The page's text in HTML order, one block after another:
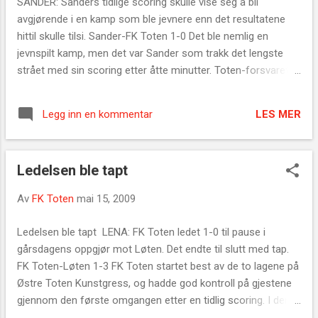
matchen, og da ballen smalt i tverrliggeren
bak Pål Skjølås i hjemmelagets mål midtveis i
første omgang, hadde det ligget et mål i
luften lenge. Scoringen som gjestene lenge
hadde jaktet på, lot da heller ikke vente lenge
om de hadde økt den før pause. Håpet tent
etter at Ottestads keep...
avgjørende i en kamp som ble jevnere enn det resultatene
hittil skulle tilsi. Sander-FK Toten 1-0 Det ble nemlig en
jevnspilt kamp, men det var Sander som trakk det lengste
strået med sin scoring etter åtte minutter. Toten-forsvaret
imot. I andre omgang kunne Toten fort tatt ledelsen etter to
store sjanser, men det resultatet ble stående. —Vi møtte et
lag som på papiret er hakket bedre enn oss. Så vi er ganske
spill, men dessverre ødela litt rot i forsvaret i starten av
Sander-FK Toten 1-0 (1-0) Scoringer: 1-0 (8) Gule kort: Ingen
(4-4-1-1) Pål Skjølås — Morten Solheim, Sebastian
Hjelmtvedt (Anders Kristoffersen 48), Bjørn Førde, Lars
Hensvold — Øyvind Larsen (Morten Olafsen 55), Audun
Buflaten, Anders...
Legg inn en kommentar LES MER
Ledelsen ble tapt
Av FK Toten mai 15, 2009
Ledelsen ble tapt LENA: FK Toten ledet 1-0 til pause i
gårsdagens oppgjør mot Løten. Det endte til slutt med tap.
FK Toten-Løten 1-3 FK Toten startet best av de to lagene på
Østre Toten Kunstgress, og hadde god kontroll på gjestene
gjennom den første omgangen etter en tidlig scoring. I den